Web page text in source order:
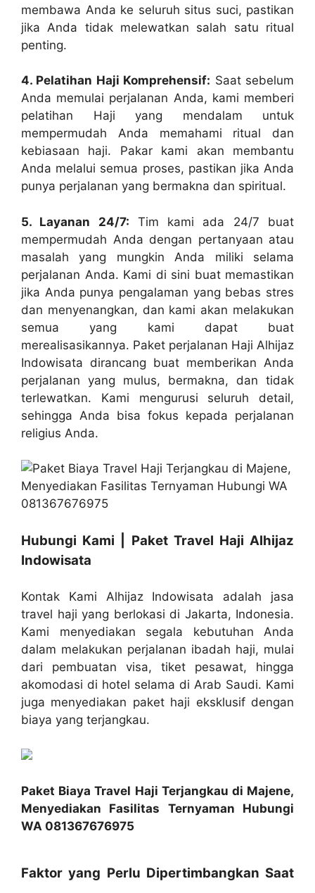
membawa Anda ke seluruh situs suci, pastikan
jika Anda tidak melewatkan salah satu ritual
penting.
4. Pelatihan Haji Komprehensif: Saat sebelum
Anda memulai perjalanan Anda, kami memberi
pelatihan Haji yang mendalam untuk
mempermudah Anda memahami ritual dan
kebiasaan haji. Pakar kami akan membantu
Anda melalui semua proses, pastikan jika Anda
punya perjalanan yang bermakna dan spiritual.
5. Layanan 24/7: Tim kami ada 24/7 buat
mempermudah Anda dengan pertanyaan atau
masalah yang mungkin Anda miliki selama
perjalanan Anda. Kami di sini buat memastikan
jika Anda punya pengalaman yang bebas stres
dan menyenangkan, dan kami akan melakukan
semua yang kami dapat buat
merealisasikannya. Paket perjalanan Haji Alhijaz
Indowisata dirancang buat memberikan Anda
perjalanan yang mulus, bermakna, dan tidak
terlewatkan. Kami mengurusi seluruh detail,
sehingga Anda bisa fokus kepada perjalanan
religius Anda.
Hubungi Kami | Paket Travel Haji Alhijaz
Indowisata
Kontak Kami Alhijaz Indowisata adalah jasa
travel haji yang berlokasi di Jakarta, Indonesia.
Kami menyediakan segala kebutuhan Anda
dalam melakukan perjalanan ibadah haji, mulai
dari pembuatan visa, tiket pesawat, hingga
akomodasi di hotel selama di Arab Saudi. Kami
juga menyediakan paket haji eksklusif dengan
biaya yang terjangkau.
Paket Biaya Travel Haji Terjangkau di Majene,
Menyediakan Fasilitas Ternyaman Hubungi
WA 081367676975
Faktor yang Perlu Dipertimbangkan Saat